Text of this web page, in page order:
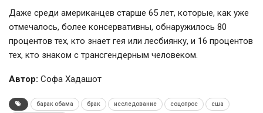
Даже среди американцев старше 65 лет, которые, как уже
отмечалось, более консервативны, обнаружилось 80
процентов тех, кто знает гея или лесбиянку, и 16 процентов
тех, кто знаком с трансгендерным человеком.
Автор: Софа Хадашот
барак обама брак исследование соцопрос сша